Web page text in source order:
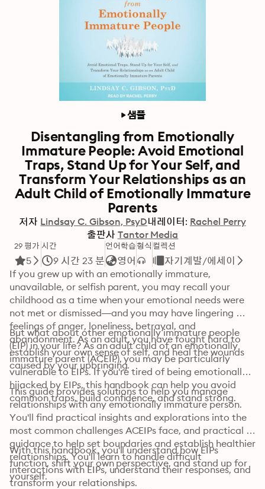
샘플
Disentangling from Emotionally
Immature People: Avoid Emotional
Traps, Stand Up for Your Self, and
Transform Your Relationships as an
Adult Child of Emotionally Immature
Parents
저자 Lindsay C. Gibson, PsyD내레이터: Rachel Perry
출판사 Tantor Media
29 평가
5
시간
9 시간 23 분
언어학습
영어
형식 컬렉션
자기계발/에세이
If you grew up with an emotionally immature,
unavailable, or selfish parent, you may recall your
childhood as a time when your emotional needs were
not met or dismissed—and you may have lingering
feelings of anger, loneliness, betrayal, and
abandonment. As an adult, you have fought hard to
establish your own sense of self, and heal the wounds
caused by your upbringing.
But what about other emotionally immature people
(EIP) in your life? As an adult child of an emotionally
immature parent (ACEIP), you may be particularly
vulnerable to EIPs. If you're tired of being emotionally
hijacked by EIPs, this handbook can help you avoid
common traps, build confidence, and stand strong.
This guide provides solutions to help you manage
relationships with any emotionally immature person.
You'll find practical insights and explorations into the
most common challenges ACEIPs face, and practical
guidance to help set boundaries and establish healthier
relationships. You'll learn to handle difficult
interactions with EIPs, understand their responses, and
transform your relationships.
With this handbook, you'll understand how EIPs
function, shift your own perspective, and stand up for
yourself.